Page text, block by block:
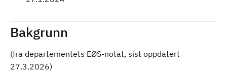
Bakgrunn
(fra departementets EØS-notat, sist oppdatert
27.3.2026)